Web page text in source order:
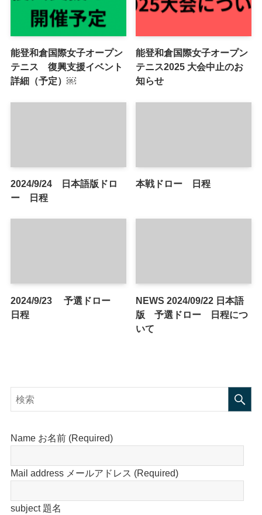
能登和倉国際女子オープン
テニス 復興支援イベント
詳細（予定）￼
能登和倉国際女子オープン
テニス2025 大会中止のお
知らせ
2024/9/24 日本語版ドロ
ー 日程
本戦ドロー 日程
2024/9/23 予選ドロー
日程
NEWS 2024/09/22 日本語
版 予選ドロー 日程につ
いて
Name お名前 (Required)
Mail address メールアドレス (Required)
subject 題名